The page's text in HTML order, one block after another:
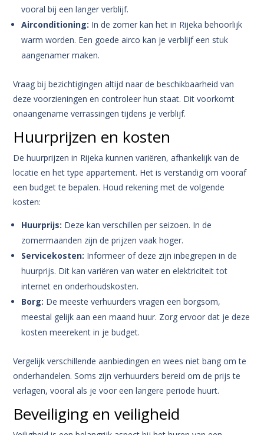
vooral bij een langer verblijf.
Airconditioning: In de zomer kan het in Rijeka behoorlijk
warm worden. Een goede airco kan je verblijf een stuk
aangenamer maken.
Vraag bij bezichtigingen altijd naar de beschikbaarheid van
deze voorzieningen en controleer hun staat. Dit voorkomt
onaangename verrassingen tijdens je verblijf.
Huurprijzen en kosten
De huurprijzen in Rijeka kunnen variëren, afhankelijk van de
locatie en het type appartement. Het is verstandig om vooraf
een budget te bepalen. Houd rekening met de volgende
kosten:
Huurprijs: Deze kan verschillen per seizoen. In de
zomermaanden zijn de prijzen vaak hoger.
Servicekosten: Informeer of deze zijn inbegrepen in de
huurprijs. Dit kan variëren van water en elektriciteit tot
internet en onderhoudskosten.
Borg: De meeste verhuurders vragen een borgsom,
meestal gelijk aan een maand huur. Zorg ervoor dat je deze
kosten meerekent in je budget.
Vergelijk verschillende aanbiedingen en wees niet bang om te
onderhandelen. Soms zijn verhuurders bereid om de prijs te
verlagen, vooral als je voor een langere periode huurt.
Beveiliging en veiligheid